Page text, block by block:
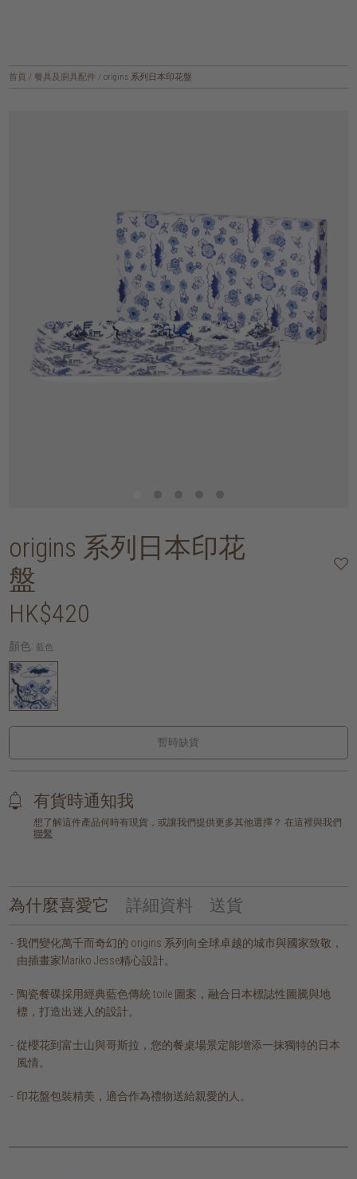
首頁 / 餐具及廚具配件 / origins 系列日本印花盤
origins 系列日本印花
盤
HK$420
顏色: 藍色
暫時缺貨
有貨時通知我
想了解這件產品何時有現貨，或讓我們提供更多其他選擇？ 在這裡與我們
聯繫
為什麼喜愛它 詳細資料 送貨
我們變化萬千而奇幻的 origins 系列向全球卓越的城市與國家致敬，
由插畫家Mariko Jesse精心設計。
陶瓷餐碟採用經典藍色傳統 toile 圖案，融合日本標誌性圖騰與地
標，打造出迷人的設計。
從櫻花到富士山與哥斯拉，您的餐桌場景定能增添一抹獨特的日本
風情。
印花盤包裝精美，適合作為禮物送給親愛的人。